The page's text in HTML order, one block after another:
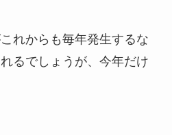
れからも毎年発生するな
るでしょうが、今年だけ